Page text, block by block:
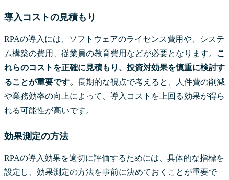
導入コストの見積もり
RPAの導入には、ソフトウェアのライセンス費用や、システ
ム構築の費用、従業員の教育費用などが必要となります。 こ
れらのコストを正確に見積もり、投資対効果を慎重に検討す
ることが重要です。 長期的な視点で考えると、人件費の削減
や業務効率の向上によって、導入コストを上回る効果が得ら
れる可能性が高いです。
効果測定の方法
RPAの導入効果を適切に評価するためには、具体的な指標を
設定し、効果測定の方法を事前に決めておくことが重要で